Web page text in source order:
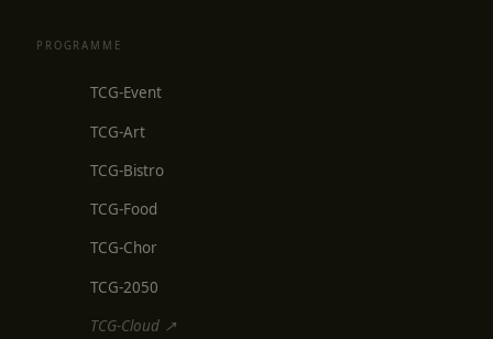
PROGRAMME
TCG-Event
TCG-Art
TCG-Bistro
TCG-Food
TCG-Chor
TCG-2050
TCG-Cloud ↗